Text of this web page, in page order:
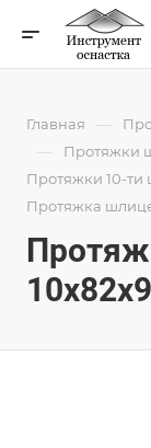
Главная —
— Протяжки
Протяжки 10-
Протяжка